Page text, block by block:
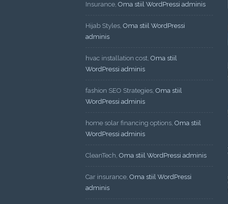
Insurance, Oma stiil WordPressi adminis
Hijab Styles, Oma stiil WordPressi
adminis
hvac installation cost, Oma stiil
WordPressi adminis
fashion SEO Strategies, Oma stiil
WordPressi adminis
home solar financing options, Oma stiil
WordPressi adminis
CleanTech, Oma stiil WordPressi adminis
Car insurance, Oma stiil WordPressi
adminis